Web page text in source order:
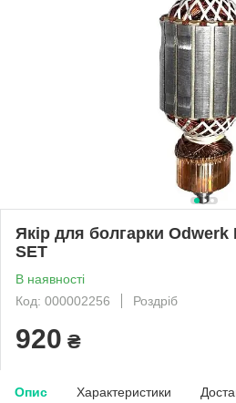
Якір для болгарки Odwerk
SET
В наявності
Код: 000002256
Роздріб
920 ₴
Опис Характеристики